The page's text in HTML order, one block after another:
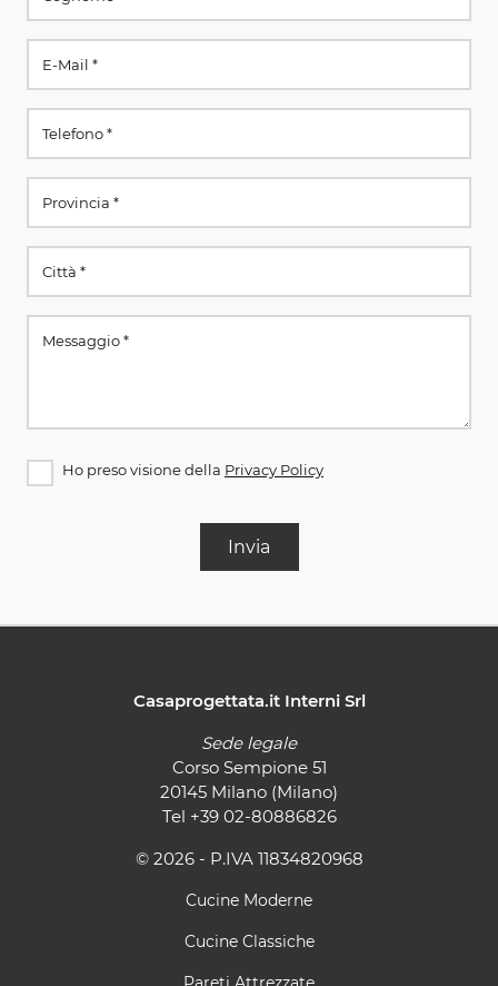
Ho preso visione della Privacy Policy
Invia
Casaprogettata.it Interni Srl
Sede legale
Corso Sempione 51
20145 Milano (Milano)
Tel +39 02-80886826
© 2026 - P.IVA 11834820968
Cucine Moderne
Cucine Classiche